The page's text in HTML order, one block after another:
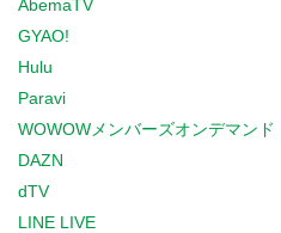
AbemaTV
GYAO!
Hulu
Paravi
WOWOWメンバーズオンデマンド
DAZN
dTV
LINE LIVE